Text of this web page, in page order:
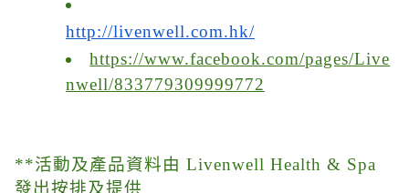
http://livenwell.com.hk/
https://www.facebook.com/pages/Live
nwell/833779309999772
**活動及產品資料由 Livenwell Health & Spa
發出按排及提供